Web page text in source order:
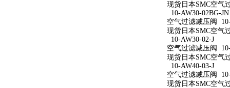
现货日本SMC空气
10-AW30-02BG-JN
空气过滤减压阀
现货日本SMC空气
10-AW30-02-J
空气过滤减压阀
现货日本SMC空气
10-AW40-03-J
空气过滤减压阀
现货日本SMC空气